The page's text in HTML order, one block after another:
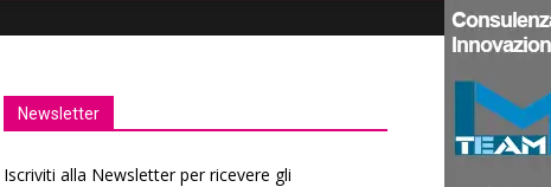
Newsletter
Iscriviti alla Newsletter per ricevere gli